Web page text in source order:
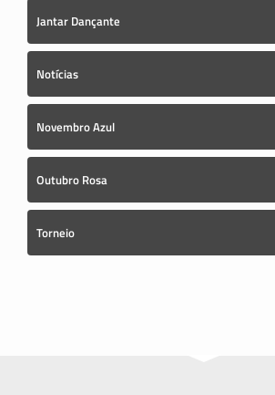
Jantar Dançante
Notícias
Novembro Azul
Outubro Rosa
Torneio